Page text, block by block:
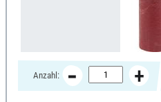
Anzahl: